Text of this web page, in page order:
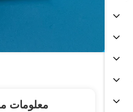
معلومات